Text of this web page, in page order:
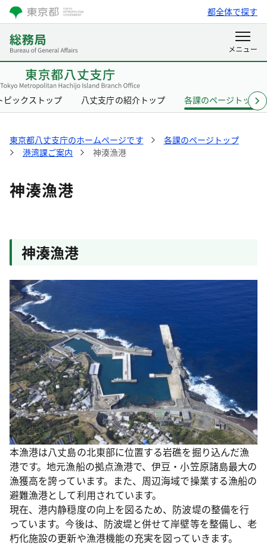
都全体で探す
ピックストップ 八丈支庁の紹介トップ 各課のページトップ
東京都八丈支庁のホームページです
各課のページトップ
港湾課ご案内
神湊漁港
神湊漁港
神湊漁港
本漁港は八丈島の北東部に位置する岩礁を掘り込んだ漁
港です。地元漁船の拠点漁港で、伊豆・小笠原諸島最大の
漁獲高を誇っています。また、周辺海域で操業する漁船の
避難漁港として利用されています。
現在、港内静穏度の向上を図るため、防波堤の整備を行
っています。今後は、防波堤と併せて岸壁等を整備し、老
朽化施設の更新や漁港機能の充実を図っていきます。